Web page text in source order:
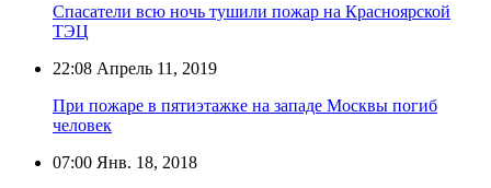
Спасатели всю ночь тушили пожар на Красноярской
ТЭЦ
22:08 Апрель 11, 2019
При пожаре в пятиэтажке на западе Москвы погиб
человек
07:00 Янв. 18, 2018